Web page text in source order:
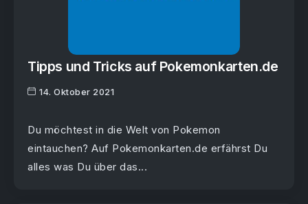
Tipps und Tricks auf Pokemonkarten.de
14. Oktober 2021
Du möchtest in die Welt von Pokemon
eintauchen? Auf Pokemonkarten.de erfährst Du
alles was Du über das...